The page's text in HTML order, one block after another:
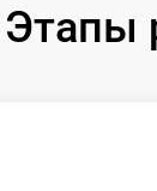
Этапы